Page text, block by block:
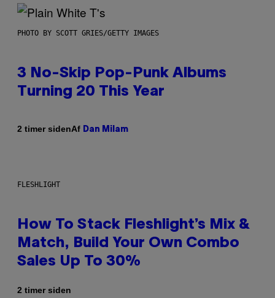
PHOTO BY SCOTT GRIES/GETTY IMAGES
3 No-Skip Pop-Punk Albums
Turning 20 This Year
2 timer sidenAf Dan Milam
FLESHLIGHT
How To Stack Fleshlight’s Mix &
Match, Build Your Own Combo
Sales Up To 30%
2 timer siden